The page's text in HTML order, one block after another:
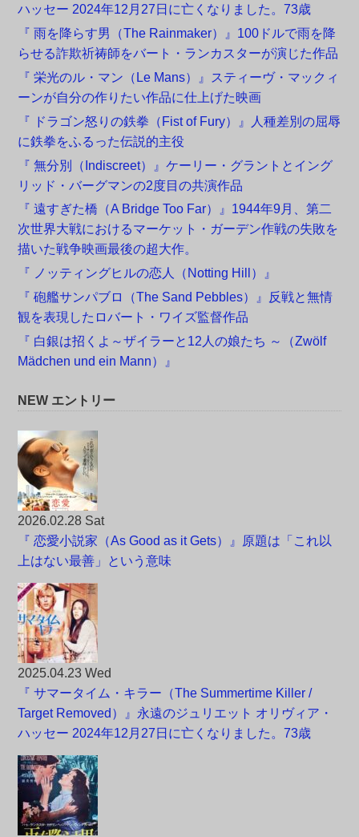
ハッセー 2024年12月27日に亡くなりました。73歳
『 雨を降らす男（The Rainmaker）』100ドルで雨を降
らせる詐欺祈祷師をバート・ランカスターが演じた作品
『 栄光のル・マン（Le Mans）』スティーヴ・マックィ
ーンが自分の作りたい作品に仕上げた映画
『 ドラゴン怒りの鉄拳（Fist of Fury）』人種差別の屈辱
に鉄拳をふるった伝説的主役
『 無分別（Indiscreet）』ケーリー・グラントとイング
リッド・バーグマンの2度目の共演作品
『 遠すぎた橋（A Bridge Too Far）』1944年9月、第二
次世界大戦におけるマーケット・ガーデン作戦の失敗を
描いた戦争映画最後の超大作。
『 ノッティングヒルの恋人（Notting Hill）』
『 砲艦サンパブロ（The Sand Pebbles）』反戦と無情
観を表現したロバート・ワイズ監督作品
『 白銀は招くよ～ザイラーと12人の娘たち ～（Zwölf
Mädchen und ein Mann）』
NEW エントリー
2026.02.28 Sat
『 恋愛小説家（As Good as it Gets）』原題は「これ以
上はない最善」という意味
2025.04.23 Wed
『 サマータイム・キラー（The Summertime Killer /
Target Removed）』永遠のジュリエット オリヴィア・
ハッセー 2024年12月27日に亡くなりました。73歳